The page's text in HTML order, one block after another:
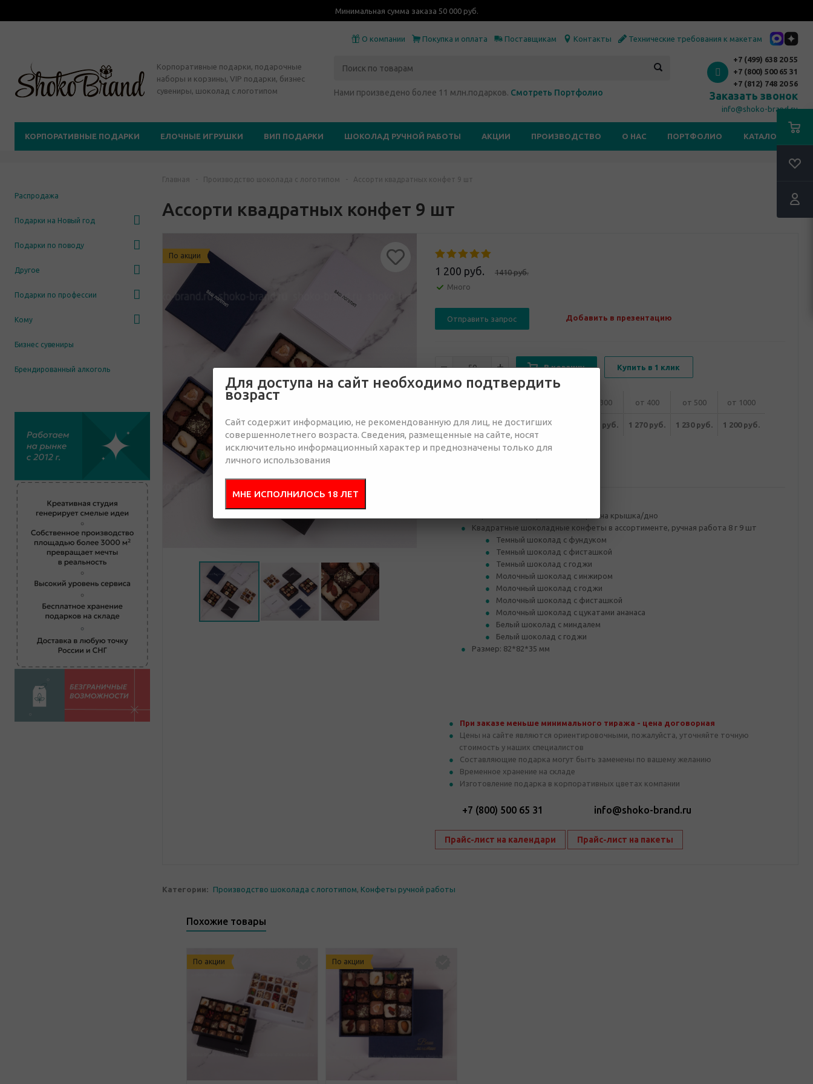
Минимальная сумма заказа 50 000 руб.
О компании Покупка и оплата Поставщикам Контакты Технические требования к макетам
Корпоративные подарки, подарочные
наборы и корзины, VIP подарки, бизнес
сувениры, шоколад с логотипом
Нами произведено более 11 млн.подарков. Смотреть Портфолио
+7 (499) 638 20 55
+7 (800) 500 65 31
+7 (812) 748 20 56
Заказать звонок
info@shoko-brand.ru
КОРПОРАТИВНЫЕ ПОДАРКИ ЕЛОЧНЫЕ ИГРУШКИ ВИП ПОДАРКИ ШОКОЛАД РУЧНОЙ РАБОТЫ АКЦИИ ПРОИЗВОДСТВО О НАС ПОРТФОЛИО КАТАЛОГИ
Распродажа
Подарки на Новый год
Подарки по поводу
Другое
Подарки по профессии
Кому
Бизнес сувениры
Брендированный алкоголь
Главная - Производство шоколада с логотипом - Ассорти квадратных конфет 9 шт
Ассорти квадратных конфет 9 шт
По акции
1410 руб.
1 200 руб.
Много
Отправить запрос Добавить в презентацию
В корзину Купить в 1 клик
от 300 от 400 от 500 от 1000
1 410 руб. 1 380 руб. 1 340 руб. 1 310 руб. 1 270 руб. 1 230 руб. 1 200 руб.
Коробка из кашированного картона крышка/дно
Квадратные шоколадные конфеты в ассортименте, ручная работа 8 г 9 шт
Темный шоколад с фундуком
Темный шоколад с фисташкой
Темный шоколад с годжи
Молочный шоколад с инжиром
Молочный шоколад с годжи
Молочный шоколад с фисташкой
Молочный шоколад с цукатами ананаса
Белый шоколад с миндалем
Белый шоколад с годжи
Размер: 82*82*35 мм
При заказе меньше минимального тиража - цена договорная
Цены на сайте являются ориентировочными, пожалуйста, уточняйте точную
стоимость у наших специалистов
Составляющие подарка могут быть заменены по вашему желанию
Временное хранение на складе
Изготовление подарка в корпоративных цветах компании
+7 (800) 500 65 31 info@shoko-brand.ru
Прайс-лист на календари Прайс-лист на пакеты
Категории: Производство шоколада с логотипом, Конфеты ручной работы
Похожие товары
По акции По акции
Для доступа на сайт необходимо подтвердить
возраст
Сайт содержит информацию, не рекомендованную для лиц, не достигших
совершеннолетнего возраста. Сведения, размещенные на сайте, носят
исключительно информационный характер и преднозначены только для
личного использования
МНЕ ИСПОЛНИЛОСЬ 18 ЛЕТ